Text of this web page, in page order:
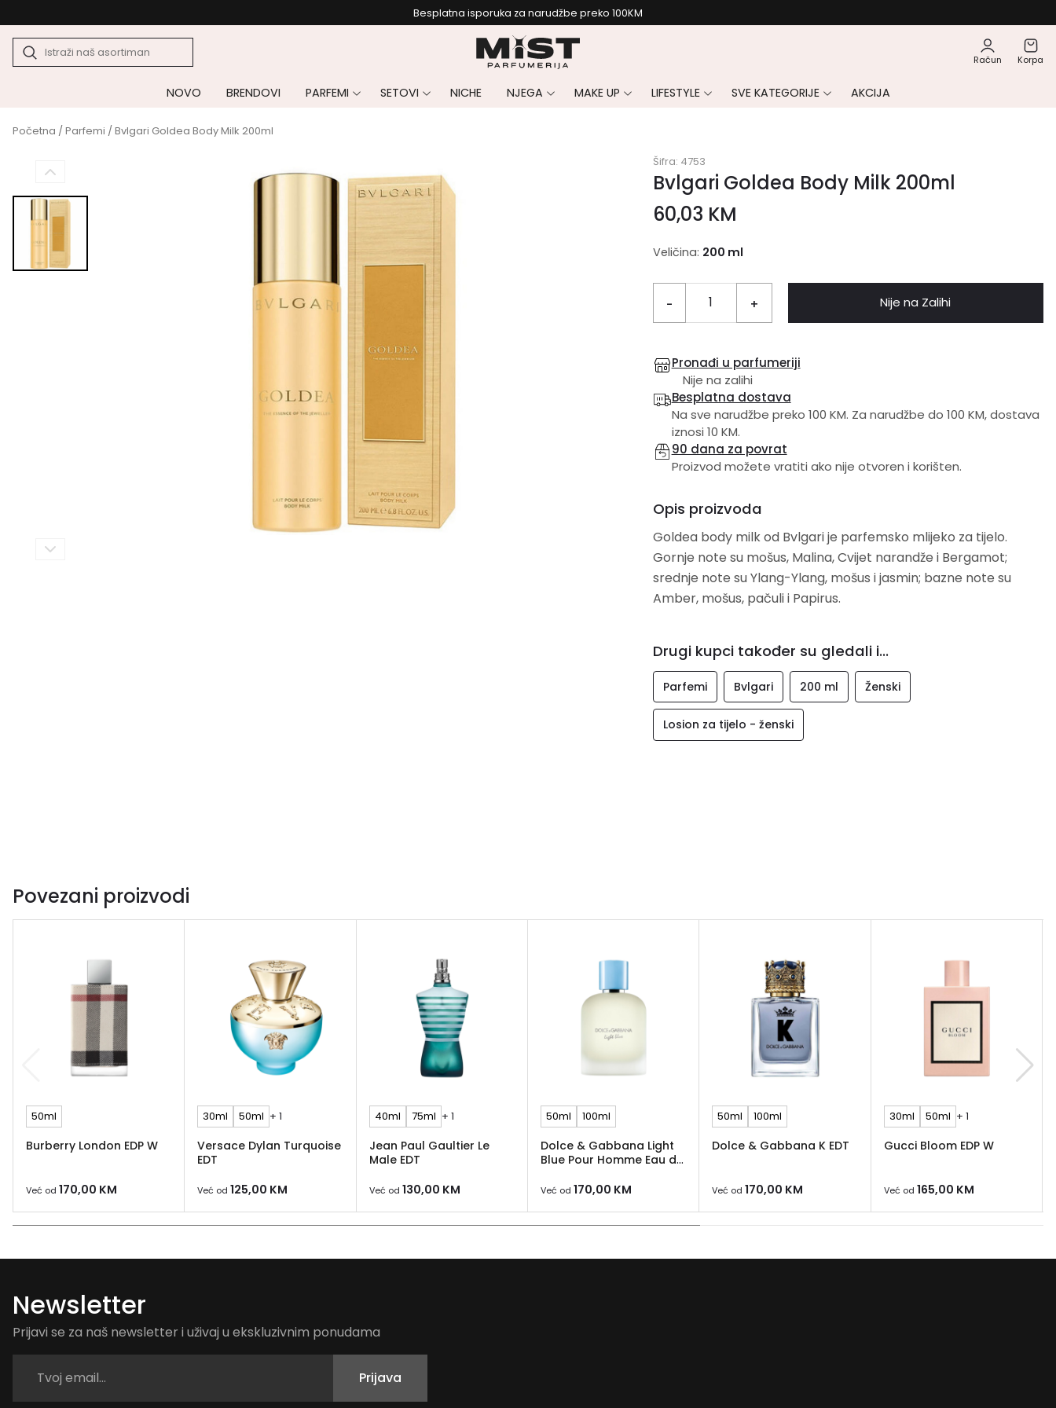
Besplatna isporuka za narudžbe preko 100KM
Račun Korpa
NOVO BRENDOVI PARFEMI SETOVI NICHE NJEGA MAKE UP LIFESTYLE SVE KATEGORIJE AKCIJA
Početna /Parfemi / Bvlgari Goldea Body Milk 200ml
Šifra: 4753
Bvlgari Goldea Body Milk 200ml
60,03 KM
Veličina: 200 ml
- + Nije na Zalihi
Pronađi u parfumeriji
Nije na zalihi
Besplatna dostava
Na sve narudžbe preko 100 KM. Za narudžbe do 100 KM, dostava
iznosi 10 KM.
90 dana za povrat
Proizvod možete vratiti ako nije otvoren i korišten.
Opis proizvoda
Goldea body milk od Bvlgari je parfemsko mlijeko za tijelo.
Gornje note su mošus, Malina, Cvijet narandže i Bergamot;
srednje note su Ylang-Ylang, mošus i jasmin; bazne note su
Amber, mošus, pačuli i Papirus.
Drugi kupci također su gledali i...
Parfemi Bvlgari 200 ml Ženski
Losion za tijelo - ženski
Povezani proizvodi
50ml
Burberry London EDP W
Već od 170,00 KM
30ml 50ml + 1
Versace Dylan Turquoise
EDT
Već od 125,00 KM
40ml 75ml + 1
Jean Paul Gaultier Le
Male EDT
Već od 130,00 KM
50ml 100ml
Dolce & Gabbana Light
Blue Pour Homme Eau de
Već od 170,00 KM
50ml 100ml
Dolce & Gabbana K EDT
Već od 170,00 KM
30ml 50ml + 1
Gucci Bloom EDP W
Već od 165,00 KM
Newsletter
Prijavi se za naš newsletter i uživaj u ekskluzivnim ponudama
Prijava